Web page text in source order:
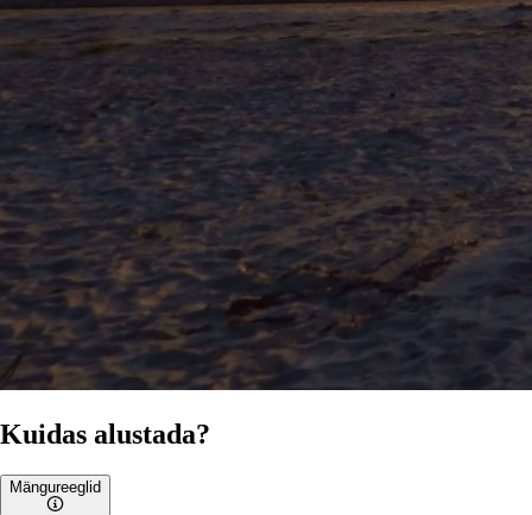
Kuidas alustada?
Mängureeglid